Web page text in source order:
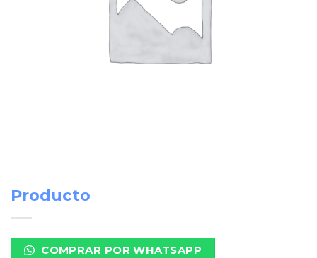
Producto
COMPRAR POR WHATSAPP